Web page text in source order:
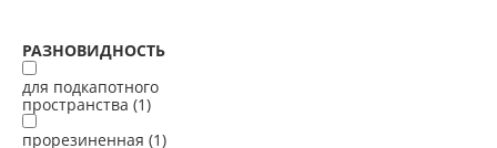
РАЗНОВИДНОСТЬ
для подкапотного
пространства (1)
прорезиненная (1)